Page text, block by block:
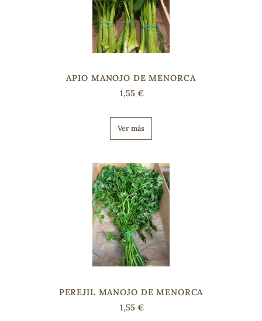
APIO MANOJO DE MENORCA
1,55 €
Ver más
PEREJIL MANOJO DE MENORCA
1,55 €